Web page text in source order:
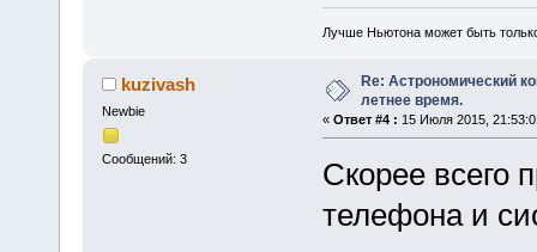
Лучше Ньютона может быть
kuzivash
Newbie
Сообщений: 3
Re: Астрономический
летнее время.
« Ответ #4 : 15 Июля 2015,
Скорее всего
телефона и